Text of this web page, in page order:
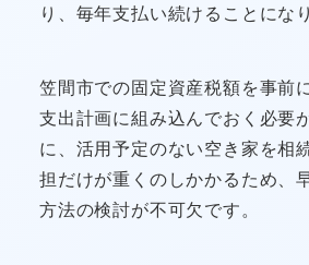
り、毎年支払い続けることにな
笠間市での固定資産税額を事前
支出計画に組み込んでおく必要
に、活用予定のない空き家を相
担だけが重くのしかかるため、
方法の検討が不可欠です。